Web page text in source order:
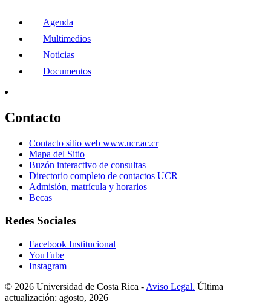
Agenda
Multimedios
Noticias
Documentos
Contacto
Contacto sitio web www.ucr.ac.cr
Mapa del Sitio
Buzón interactivo de consultas
Directorio completo de contactos UCR
Admisión, matrícula y horarios
Becas
Redes Sociales
Facebook Institucional
YouTube
Instagram
© 2026 Universidad de Costa Rica - Aviso Legal. Última
actualización: agosto, 2026